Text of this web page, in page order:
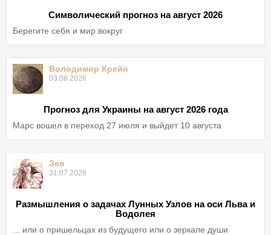
Символический прогноз на август 2026
Берегите себя и мир вокруг
Володимир Крейн
03.08.2026
Прогноз для Украины на август 2026 года
Марс вошел в переход 27 июля и выйдет 10 августа
Зея
31.07.2026
Размышления о задачах Лунных Узлов на оси Льва и
Водолея
... или о пришельцах из будущего или о зеркале души